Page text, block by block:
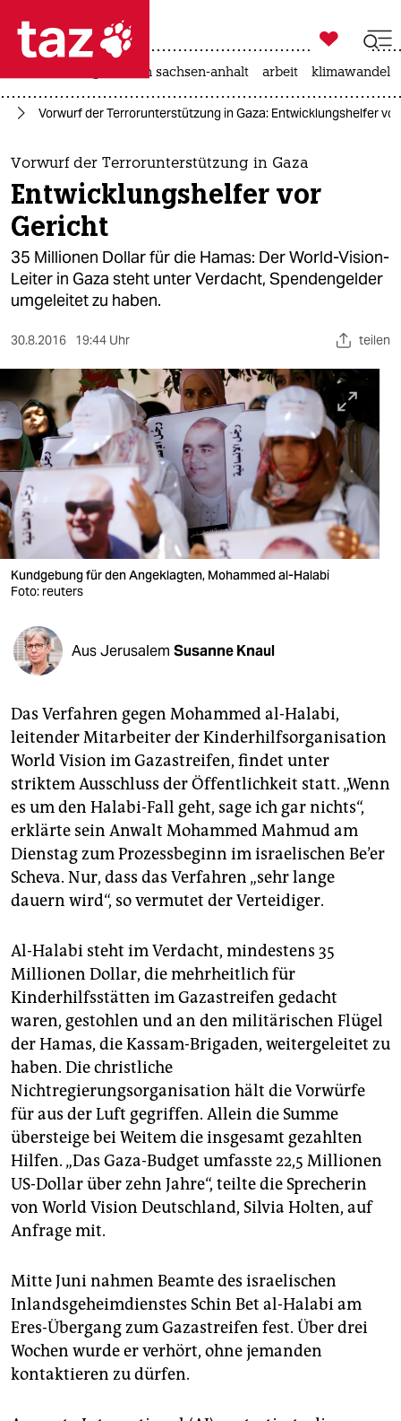
 taz zahl ich
taz zahl ich
themen
politik
öko
gesellschaft
sport
berlin
nord
wahrheit
verlag
verlag
veranstaltungen
shop
fragen & hilfe
unterstützen
abo
genossenschaft
epaper login

taz zahl ich
landtagswahl in sachsen-anhalt arbeit klimawandel
Vorwurf der Terrorunterstützung in Gaza: Entwicklungshelfer
Vorwurf der Terrorunterstützung in Gaza
Entwicklungshelfer vor
Gericht
35 Millionen Dollar für die Hamas: Der World-Vision-
Leiter in Gaza steht unter Verdacht, Spendengelder
umgeleitet zu haben.
30.8.2016 19:44 Uhr teilen
Kundgebung für den Angeklagten, Mohammed al-Halabi
Foto: reuters
Aus Jerusalem Susanne Knaul
Das Verfahren gegen Mohammed al-Halabi,
leitender Mitarbeiter der Kinderhilfsorganisation
World Vision im Gazastreifen, findet unter
striktem Ausschluss der Öffentlichkeit statt. „Wenn
es um den Halabi-Fall geht, sage ich gar nichts“,
erklärte sein Anwalt Mohammed Mahmud am
Dienstag zum Prozessbeginn im israelischen Be’er
Scheva. Nur, dass das Verfahren „sehr lange
dauern wird“, so vermutet der Verteidiger.
Al-Halabi steht im Verdacht, mindestens 35
Millionen Dollar, die mehrheitlich für
Kinderhilfsstätten im Gazastreifen gedacht
waren, gestohlen und an den militärischen Flügel
der Hamas, die Kassam-Brigaden, weitergeleitet zu
haben. Die christliche
Nichtregierungsorganisation hält die Vorwürfe
für aus der Luft gegriffen. Allein die Summe
übersteige bei Weitem die insgesamt gezahlten
Hilfen. „Das Gaza-Budget umfasste 22,5 Millionen
US-Dollar über zehn Jahre“, teilte die Sprecherin
von World Vision Deutschland, Silvia Holten, auf
Anfrage mit.
Mitte Juni nahmen Beamte des israelischen
Inlandsgeheimdienstes Schin Bet al-Halabi am
Eres-Übergang zum Gazastreifen fest. Über drei
Wochen wurde er verhört, ohne jemanden
kontaktieren zu dürfen.